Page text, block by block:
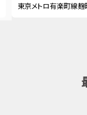
東京メトロ有楽町線麹